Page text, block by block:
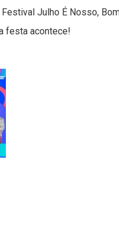
Julho É Nosso,
festa acontece!